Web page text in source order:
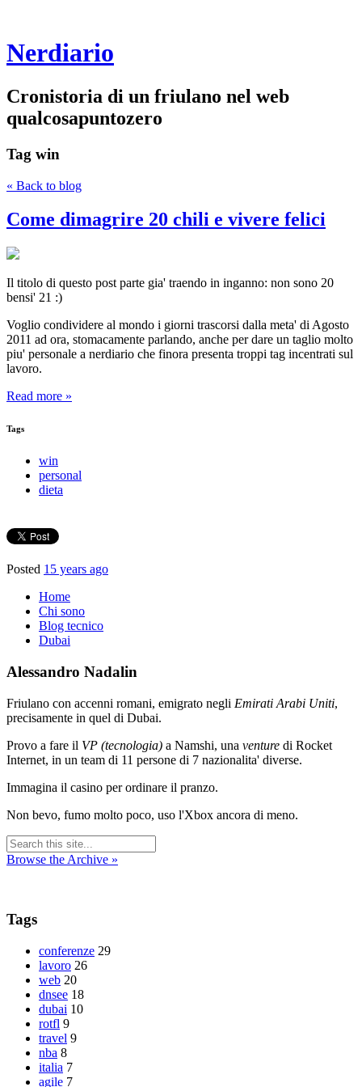
Nerdiario
Cronistoria di un friulano nel web
qualcosapuntozero
Tag win
« Back to blog
Come dimagrire 20 chili e vivere felici
Il titolo di questo post parte gia' traendo in inganno: non sono 20
bensi' 21 :)
Voglio condividere al mondo i giorni trascorsi dalla meta' di Agosto
2011 ad ora, stomacamente parlando, anche per dare un taglio molto
piu' personale a nerdiario che finora presenta troppi tag incentrati sul
lavoro.
Read more »
Tags
win
personal
dieta
Posted 15 years ago
Home
Chi sono
Blog tecnico
Dubai
Alessandro Nadalin
Friulano con accenni romani, emigrato negli Emirati Arabi Uniti,
precisamente in quel di Dubai.
Provo a fare il VP (tecnologia) a Namshi, una venture di Rocket
Internet, in un team di 11 persone di 7 nazionalita' diverse.
Immagina il casino per ordinare il pranzo.
Non bevo, fumo molto poco, uso l'Xbox ancora di meno.
Browse the Archive »
Tags
conferenze 29
lavoro 26
web 20
dnsee 18
dubai 10
rotfl 9
travel 9
nba 8
italia 7
agile 7